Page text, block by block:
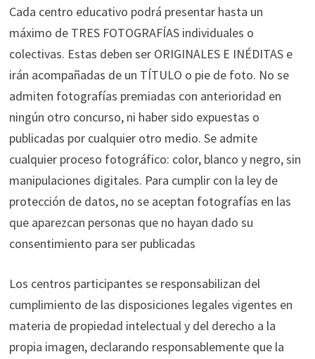
Cada centro educativo podrá presentar hasta un
máximo de TRES FOTOGRAFÍAS individuales o
colectivas. Estas deben ser ORIGINALES E INÉDITAS e
irán acompañadas de un TÍTULO o pie de foto. No se
admiten fotografías premiadas con anterioridad en
ningún otro concurso, ni haber sido expuestas o
publicadas por cualquier otro medio. Se admite
cualquier proceso fotográfico: color, blanco y negro, sin
manipulaciones digitales. Para cumplir con la ley de
protección de datos, no se aceptan fotografías en las
que aparezcan personas que no hayan dado su
consentimiento para ser publicadas
Los centros participantes se responsabilizan del
cumplimiento de las disposiciones legales vigentes en
materia de propiedad intelectual y del derecho a la
propia imagen, declarando responsablemente que la